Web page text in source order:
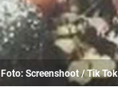
Foto: Screenshoot / Tik Tok